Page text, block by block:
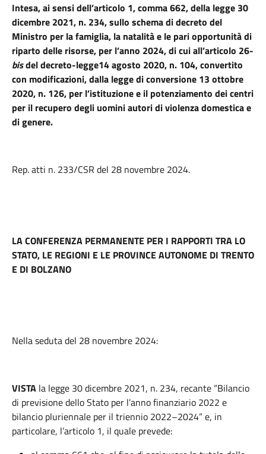
Intesa, ai sensi dell’articolo 1, comma 662, della legge 30
dicembre 2021, n. 234, sullo schema di decreto del
Ministro per la famiglia, la natalità e le pari opportunità di
riparto delle risorse, per l’anno 2024, di cui all’articolo 26-
bisdel decreto-legge14 agosto 2020, n. 104, convertito
con modificazioni, dalla legge di conversione 13 ottobre
2020, n. 126, per l’istituzione e il potenziamento dei centri
per il recupero degli uomini autori di violenza domestica e
di genere.
Rep. atti n. 233/CSR del 28 novembre 2024.
LA CONFERENZA PERMANENTE PER I RAPPORTI TRA LO
STATO, LE REGIONI E LE PROVINCE AUTONOME DI TRENTO
E DI BOLZANO
Nella seduta del 28 novembre 2024:
VISTA la legge 30 dicembre 2021, n. 234, recante “Bilancio
di previsione dello Stato per l’anno finanziario 2022 e
bilancio pluriennale per il triennio 2022–2024” e, in
particolare, l’articolo 1, il quale prevede: